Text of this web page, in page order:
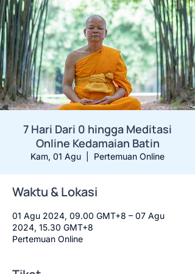
7 Hari Dari 0 hingga Meditasi
Online Kedamaian Batin
Kam, 01 Agu Pertemuan Online
Waktu & Lokasi
01 Agu 2024, 09.00 GMT+8 – 07 Agu
2024, 15.30 GMT+8
Pertemuan Online